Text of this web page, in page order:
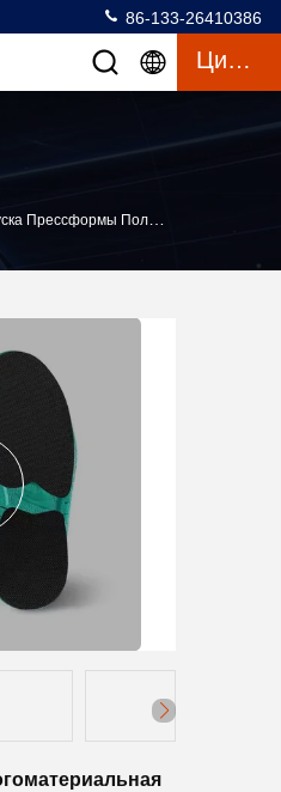
86-133-26410386
Цитата
Прессформы Полиуретана